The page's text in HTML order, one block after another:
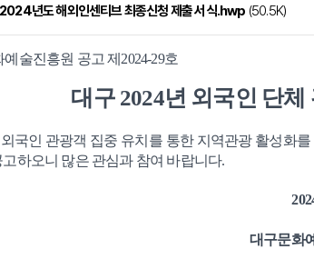
2024년도 해외인센티브 최종신청 제출 서식.hwp (50.5K)
술진흥원 공고 제2024-29호
대구 2024년 외국인 단
국인 관광객 집중 유치를 통한 지역관광 활성화를
하오니 많은 관심과 참여 바랍니다.
대구문화